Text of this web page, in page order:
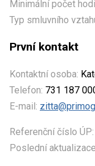
Minimální počet
Typ smluvního
První kontakt
Kontaktní osoba:
Telefon: 731 187
E-mail:
Referenční číslo ÚP:
Poslední